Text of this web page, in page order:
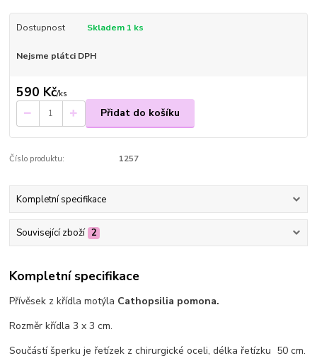
Dostupnost Skladem 1 ks
Nejsme plátci DPH
590 Kč/ks
Přidat do košíku
Číslo produktu: 1257
Kompletní specifikace
Související zboží 2
Kompletní specifikace
Přívěsek z křídla motýla Cathopsilia pomona.
Rozměr křídla 3 x 3 cm.
Součástí šperku je řetízek z chirurgické oceli, délka řetízku 50 cm.